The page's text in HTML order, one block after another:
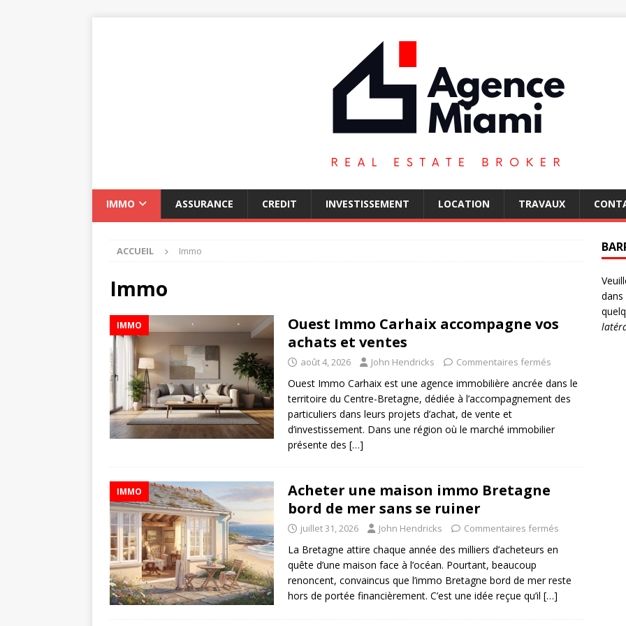
IMMO ASSURANCE CREDIT INVESTISSEMENT LOCATION TRAVAUX
ACCUEIL Immo
Immo
IMMO
Ouest Immo Carhaix accompagne vos
achats et ventes
août 4, 2026 John Hendricks Commentaires fermés
Ouest Immo Carhaix est une agence immobilière ancrée dans le
territoire du Centre-Bretagne, dédiée à l’accompagnement des
particuliers dans leurs projets d’achat, de vente et
d’investissement. Dans une région où le marché immobilier
présente des […]
IMMO
Acheter une maison immo Bretagne
bord de mer sans se ruiner
juillet 31, 2026 John Hendricks Commentaires fermés
La Bretagne attire chaque année des milliers d’acheteurs en
quête d’une maison face à l’océan. Pourtant, beaucoup
renoncent, convaincus que l’immo Bretagne bord de mer reste
hors de portée financièrement. C’est une idée reçue qu’il […]